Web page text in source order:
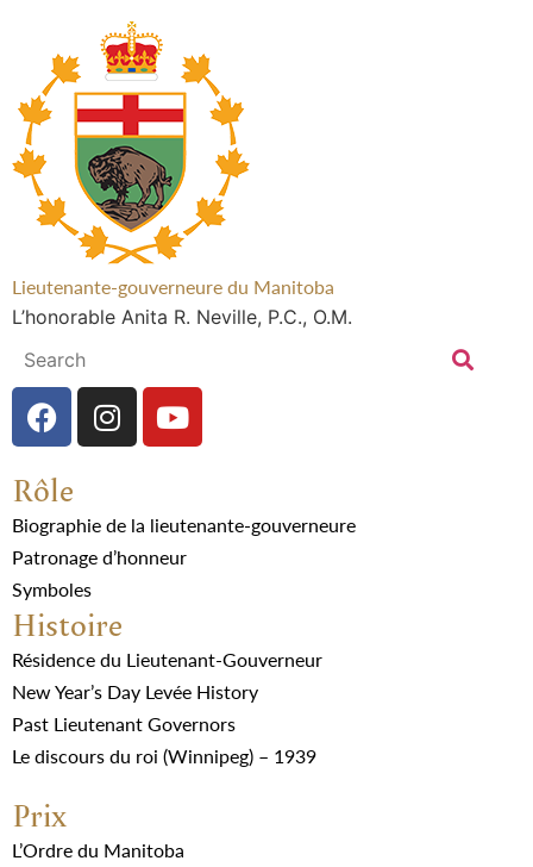
Lieutenante-gouverneure du Manitoba
L’honorable Anita R. Neville, P.C., O.M.
Rôle
Biographie de la lieutenante-gouverneure
Patronage d’honneur
Symboles
Histoire
Résidence du Lieutenant-Gouverneur
New Year’s Day Levée History
Past Lieutenant Governors
Le discours du roi (Winnipeg) – 1939
Prix
L’Ordre du Manitoba